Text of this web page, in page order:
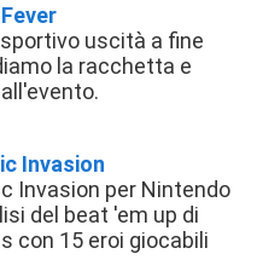
uscità a fine
la racchetta e
Invasion
Invasion per Nintendo
del beat 'em up di
con 15 eroi giocabili